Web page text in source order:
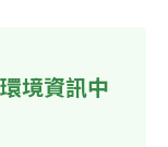
境資訊中